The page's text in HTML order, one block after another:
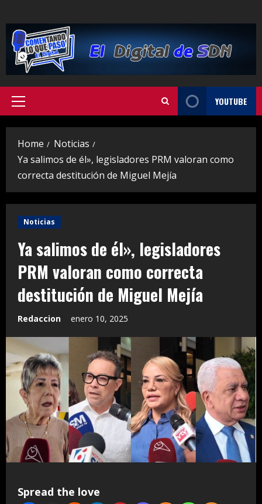
to
content
Primary
YOUTUBE
Home
Noticias
Ya salimos de él», legisladores PRM valoran como
correcta destitución de Miguel Mejía
Noticias
Ya salimos de él», legisladores
PRM valoran como correcta
destitución de Miguel Mejía
Redaccion enero 10, 2025
Spread the love